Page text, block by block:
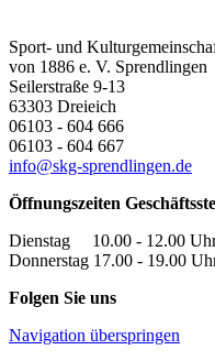
Sport- und
von 1886 e. V. Sprendlingen
Seilerstraße 9-13
63303 Dreieich
06103 - 604 666
06103 - 604 667
info@skg-sprendlingen.de
Öffnungszeiten
Dienstag 10.00 - 12.00
Donnerstag 17.00 - 19.00
Folgen Sie uns
Navigation überspringen